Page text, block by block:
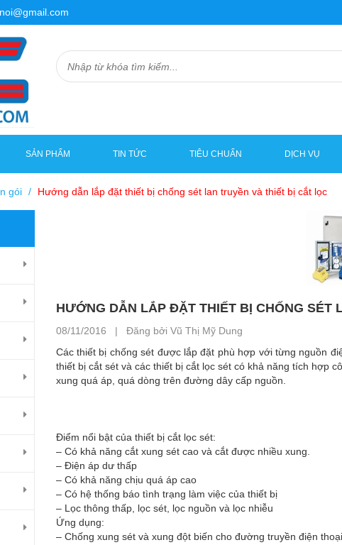
SẢN PHẨM TIN TỨC TIÊU CHUẨN DỊCH VỤ
gói / Hướng dẫn lắp đặt thiết bị chống sét lan truyền và thiết bị cắt lọc
HƯỚNG DẪN LẮP ĐẶT THIẾT BỊ CHỐNG SÉT
08/11/2016 | Đăng bởi Vũ Thị Mỹ Dung
Các thiết bị chống sét được lắp đặt phù hợp với từng nguồn
thiết bị cắt sét và các thiết bị cắt lọc sét có khả năng tích hợp
xung quá áp, quá dòng trên đường dây cấp nguồn.
Điểm nổi bật của thiết bị cắt lọc sét:
– Có khả năng cắt xung sét cao và cắt được nhiều xung.
– Điện áp dư thấp
– Có khả năng chịu quá áp cao
– Có hệ thống báo tình trạng làm việc của thiết bị
– Lọc thông thấp, lọc sét, lọc nguồn và lọc nhiễu
Ứng dụng:
– Chống xung sét và xung đột biến cho đường truyền điện